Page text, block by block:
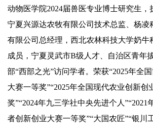
动物医学院2024届兽医专业博士研究生，
宁夏兴源达农牧有限公司技术总监、杨凌
有限公司总经理，西北农林科技大学奶牛
成员，宁夏灵武市B级人才、自治区青年
部“西部之光”访问学者。荣获“2025年全
大赛一等奖”“2025年全国现代农业创新创
奖”“2024年九三学社中央先进个人”“2021
者创新创业大赛一等奖”“大国农匠”“银川